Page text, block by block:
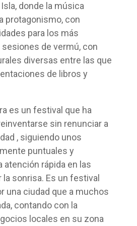
donde la música
protagonismo, con
para los más
de vermú, con
diversas entre las que
de libros y
es un festival que ha
sin renunciar a
, siguiendo unos
puntuales y
atención rápida en las
la sonrisa. Es un festival
una ciudad que a muchos
contando con la
locales en su zona